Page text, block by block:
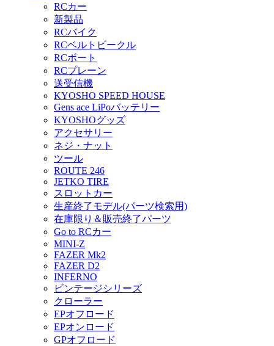
RCカー
新製品
RCバイク
RCベルトビークル
RCボート
RCプレーン
送受信機
KYOSHO SPEED HOUSE
Gens ace LiPoバッテリー
KYOSHOグッズ
アクセサリー
ネジ・ナット
ツール
ROUTE 246
JETKO TIRE
スロットカー
生産終了モデル(パーツ検索用)
在庫限り＆販売終了パーツ
Go to RCカー
MINI-Z
FAZER Mk2
FAZER D2
INFERNO
ビンテージシリーズ
クローラー
EPオフロード
EPオンロード
GPオフロード